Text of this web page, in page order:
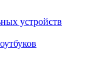
устройств